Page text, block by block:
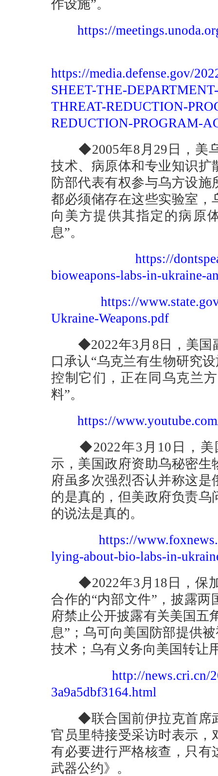
作设施”。
https://
https://media.defense.gov/
SHEET-THE-
THREAT-REDUCTION-
REDUCTION-PROGRAM-
◆2005年8月29日，美乌
技术、病原体和专业知识
防部代表有权参与乌方设
都必须储存在这些实验室
向美方提供其指定的病原
息”。
https://
bioweapons-labs-in-ukraine-
https://
Ukraine-Weapons.pdf
◆2022年3月8日，美国
口承认“乌克兰有生物研究
控制它们，正在同乌克兰
料”。
https://
◆2022年3月10日，美
示，美国政府资助乌秘密
府虽多次强烈否认并称这
的是真的，但美政府负责
的说法是真的。
https://
lying-about-bio-labs-in-
◆2022年3月18日，保加
合作的“内部文件”，披露
府禁止公开披露有关美国五
息”；乌可向美国防部提供
技术；乌有义务向美国转让
http://news.cri.cn/
3a9a5dbf3164.html
◆联合国前伊拉克首席武
官员里特接受采访时表示
有必要进行严格核查，只
武器公约》。